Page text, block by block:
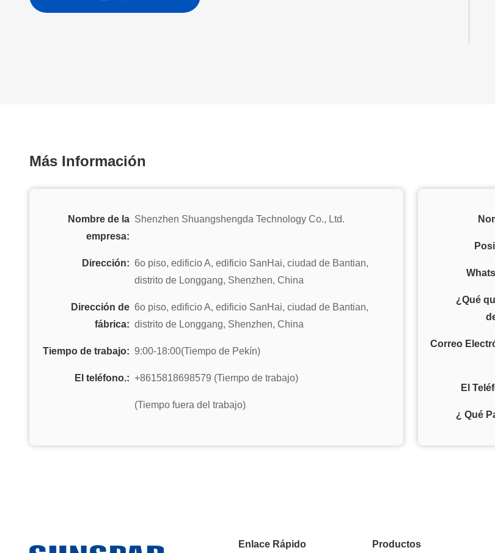
Más Información
Nombre de la
empresa:
Shenzhen Shuangshengda Technology Co., Ltd.
Dirección: 6o piso, edificio A, edificio SanHai, ciudad de Bantian,
distrito de Longgang, Shenzhen, China
Dirección de
fábrica:
6o piso, edificio A, edificio SanHai, ciudad de Bantian,
distrito de Longgang, Shenzhen, China
Tiempo de trabajo: 9:00-18:00(Tiempo de Pekín)
El teléfono.: +8615818698579 (Tiempo de trabajo)
(Tiempo fuera del trabajo)
¿Qué
Correo
El
¿ Qué
Enlace Rápido Productos